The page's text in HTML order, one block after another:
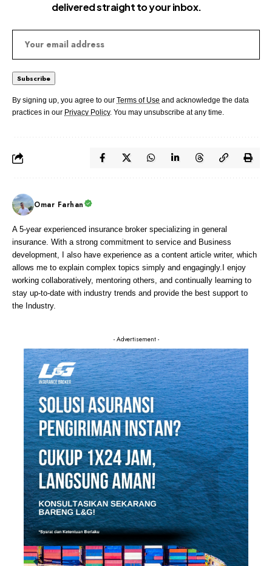
delivered straight to your inbox.
By signing up, you agree to our Terms of Use and acknowledge the data
practices in our Privacy Policy. You may unsubscribe at any time.
Omar Farhan
A 5-year experienced insurance broker specializing in general
insurance. With a strong commitment to service and Business
development, I also have experience as a content article writer, which
allows me to explain complex topics simply and engagingly.I enjoy
working collaboratively, mentoring others, and continually learning to
stay up-to-date with industry trends and provide the best support to
the Industry.
- Advertisement -